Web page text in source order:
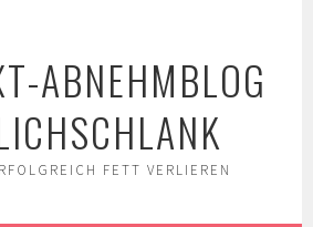
ABNEHMBLOG
FETT VERLIEREN